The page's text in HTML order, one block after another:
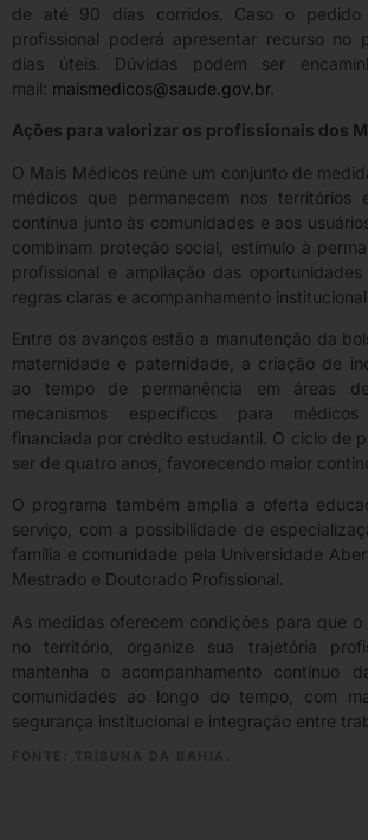
de até 90 dias corridos. Caso o pedido
profissional poderá apresentar recurso no
dias úteis. Dúvidas podem ser
mail: maismedicos@saude.gov.br.
Ações para valorizar os profissionais dos
O Mais Médicos reúne um conjunto de
médicos que permanecem nos territórios
contínua junto às comunidades e aos
combinam proteção social, estímulo à
profissional e ampliação das
regras claras e acompanhamento institucional.
Entre os avanços estão a manutenção da
maternidade e paternidade, a criação de
ao tempo de permanência em áreas
mecanismos específicos para
financiada por crédito estudantil. O ciclo de
ser de quatro anos, favorecendo maior
O programa também amplia a oferta
serviço, com a possibilidade de
família e comunidade pela Universidade
Mestrado e Doutorado Profissional.
As medidas oferecem condições para que o
no território, organize sua trajetória
mantenha o acompanhamento contínuo
comunidades ao longo do tempo, com
segurança institucional e integração entre